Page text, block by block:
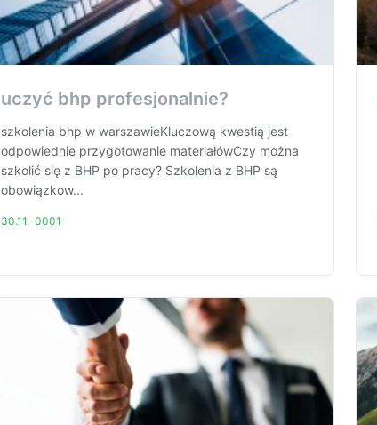
uczyć bhp profesjonalnie?
szkolenia bhp w warszawieKluczową kwestią jest
odpowiednie przygotowanie materiałówCzy można
szkolić się z BHP po pracy? Szkolenia z BHP są
obowiązkow...
30.11.-0001